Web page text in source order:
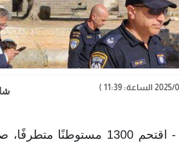
القدس المحتلة - اقتحم 1300